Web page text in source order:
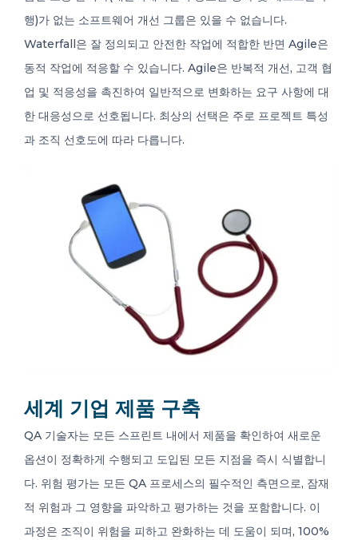
행)가 없는 소프트웨어 개선 그룹은 있을 수 없습니다.
Waterfall은 잘 정의되고 안전한 작업에 적합한 반면 Agile은
동적 작업에 적응할 수 있습니다. Agile은 반복적 개선, 고객 협
업 및 적응성을 촉진하여 일반적으로 변화하는 요구 사항에 대
한 대응성으로 선호됩니다. 최상의 선택은 주로 프로젝트 특성
과 조직 선호도에 따라 다릅니다.
세계 기업 제품 구축
QA 기술자는 모든 스프린트 내에서 제품을 확인하여 새로운
옵션이 정확하게 수행되고 도입된 모든 지점을 즉시 식별합니
다. 위험 평가는 모든 QA 프로세스의 필수적인 측면으로, 잠재
적 위험과 그 영향을 파악하고 평가하는 것을 포함합니다. 이
과정은 조직이 위험을 피하고 완화하는 데 도움이 되며, 100%